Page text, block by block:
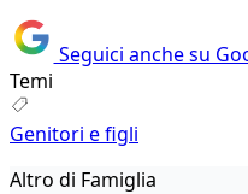
Seguici anche su
Temi
Genitori e figli
Altro di Famiglia